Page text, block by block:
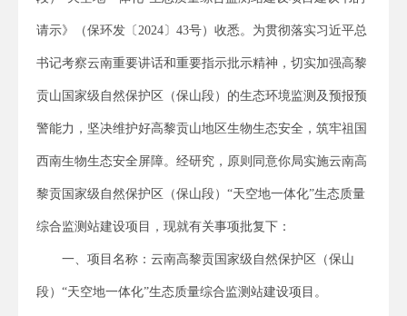
请示》（保环发〔2024〕43号）收悉。为贯彻落实习近平总
书记考察云南重要讲话和重要指示批示精神，切实加强高黎
贡山国家级自然保护区（保山段）的生态环境监测及预报预
警能力，坚决维护好高黎贡山地区生物生态安全，筑牢祖国
西南生物生态安全屏障。经研究，原则同意你局实施云南高
黎贡国家级自然保护区（保山段）“天空地一体化”生态质量
综合监测站建设项目，现就有关事项批复下：
一、项目名称：云南高黎贡国家级自然保护区（保山
段）“天空地一体化”生态质量综合监测站建设项目。